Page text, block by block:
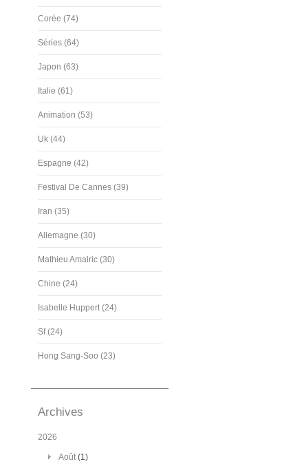
Corée (74)
Séries (64)
Japon (63)
Italie (61)
Animation (53)
Uk (44)
Espagne (42)
Festival De Cannes (39)
Iran (35)
Allemagne (30)
Mathieu Amalric (30)
Chine (24)
Isabelle Huppert (24)
Sf (24)
Hong Sang-Soo (23)
Archives
2026
Août(1)